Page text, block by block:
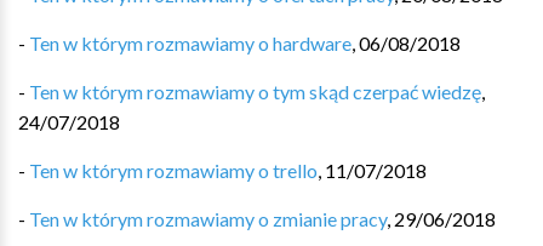
- Ten w którym rozmawiamy o hardware,06/08/2018
- Ten w którym rozmawiamy o tym skąd czerpać wiedzę,
24/07/2018
- Ten w którym rozmawiamy o trello, 11/07/2018
- Ten w którym rozmawiamy o zmianie pracy, 29/06/2018